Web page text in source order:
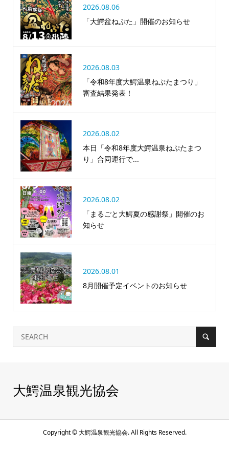
2026.08.06
「大鰐盆ねぷた」開催のお知らせ
2026.08.03
「令和8年度大鰐温泉ねぷたまつり」
審査結果発表！
2026.08.02
本日「令和8年度大鰐温泉ねぷたまつ
り」合同運行で...
2026.08.02
「まるごと大鰐夏の感謝祭」開催のお
知らせ
2026.08.01
8月開催予定イベントのお知らせ
大鰐温泉観光協会
Copyright ©大鰐温泉観光協会. All Rights Reserved.